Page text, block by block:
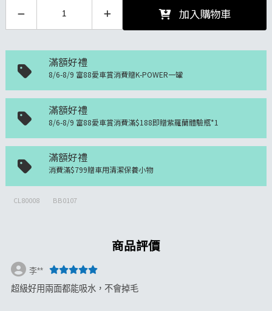
加入購物車
滿額好禮
8/6-8/9 富88愛車賞消費贈K-POWER一罐
滿額好禮
8/6-8/9 富88愛車賞消費滿$188即贈紫羅蘭體驗瓶*1
滿額好禮
消費滿$799贈車用清潔保養小物
CL80008 BB0107
商品評價
李**
超級好用兩面都能吸水，不會掉毛